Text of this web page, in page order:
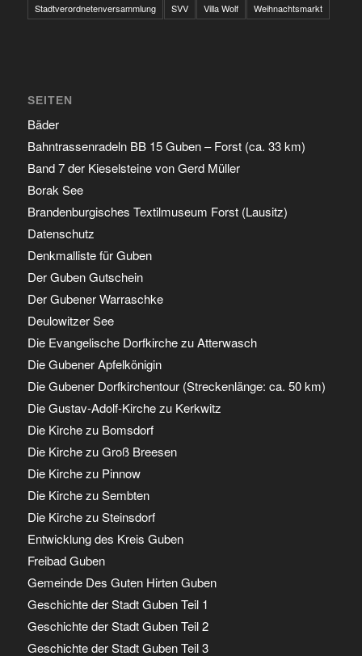
Stadtverordnetenversammlung
SVV Villa Wolf Weihnachtsmarkt
SEITEN
Bäder
Bahntrassenradeln BB 15 Guben – Forst (ca. 33 km)
Band 7 der Kieselsteine von Gerd Müller
Borak See
Brandenburgisches Textilmuseum Forst (Lausitz)
Datenschutz
Denkmalliste für Guben
Der Guben Gutschein
Der Gubener Warraschke
Deulowitzer See
Die Evangelische Dorfkirche zu Atterwasch
Die Gubener Apfelkönigin
Die Gubener Dorfkirchentour (Streckenlänge: ca. 50 km)
Die Gustav-Adolf-Kirche zu Kerkwitz
Die Kirche zu Bomsdorf
Die Kirche zu Groß Breesen
Die Kirche zu Pinnow
Die Kirche zu Sembten
Die Kirche zu Steinsdorf
Entwicklung des Kreis Guben
Freibad Guben
Gemeinde Des Guten Hirten Guben
Geschichte der Stadt Guben Teil 1
Geschichte der Stadt Guben Teil 2
Geschichte der Stadt Guben Teil 3